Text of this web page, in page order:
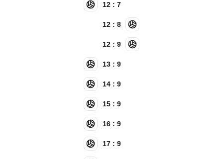
12 : 7
12 : 8
12 : 9
13 : 9
14 : 9
15 : 9
16 : 9
17 : 9